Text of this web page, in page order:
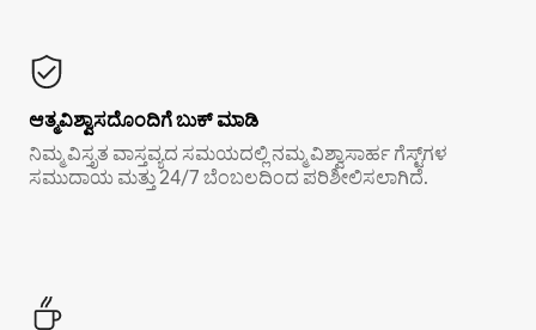
ಆತ್ಮವಿಶ್ವಾಸದೊಂದಿಗೆ ಬುಕ್ ಮಾಡಿ
ನಿಮ್ಮ ವಿಸ್ತೃತ ವಾಸ್ತವ್ಯದ ಸಮಯದಲ್ಲಿ ನಮ್ಮ ವಿಶ್ವಾಸಾರ್ಹ ಗೆಸ್ಟ್‌ಗಳ
ಸಮುದಾಯ ಮತ್ತು 24/7 ಬೆಂಬಲದಿಂದ ಪರಿಶೀಲಿಸಲಾಗಿದೆ.